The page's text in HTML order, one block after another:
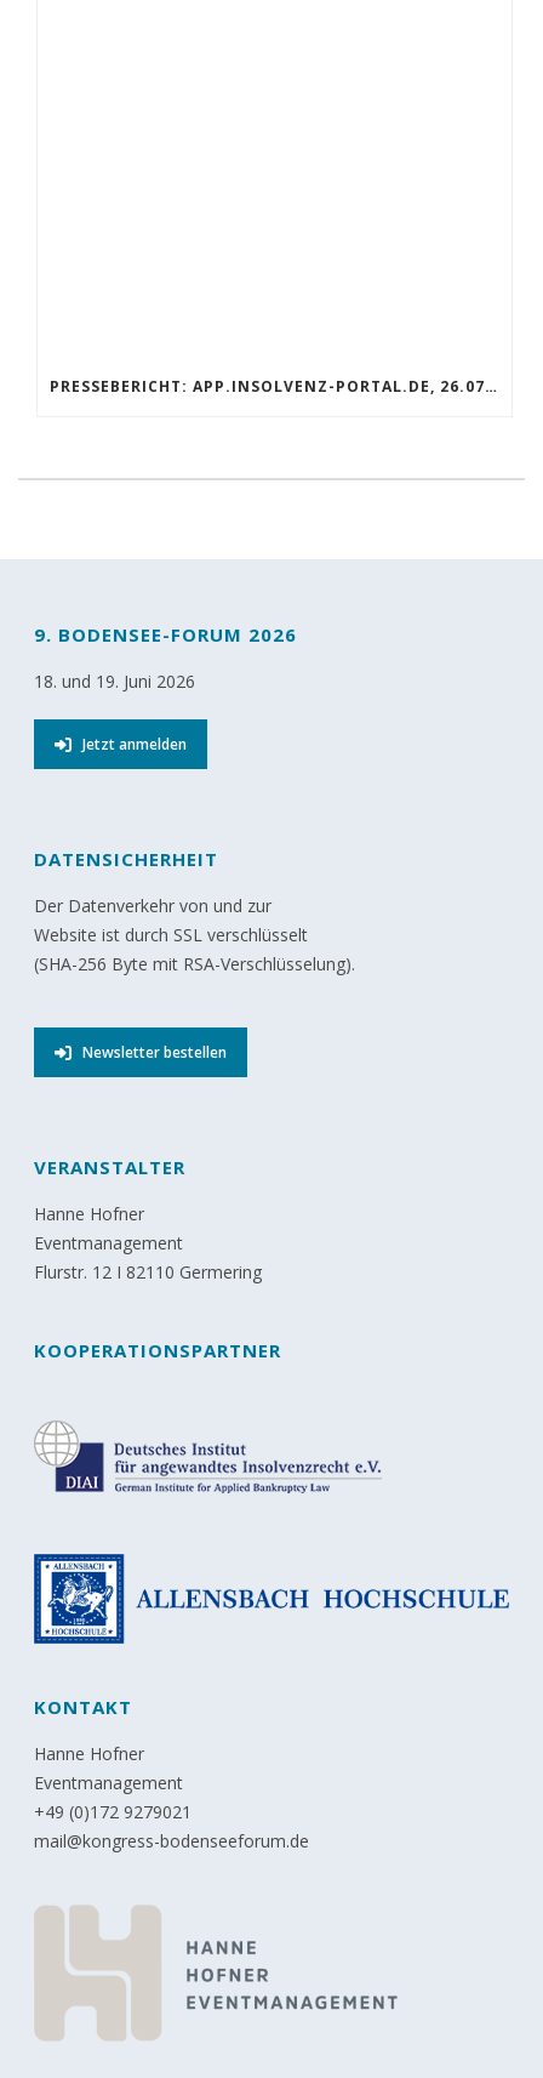
PRESSEBERICHT: APP.INSOLVENZ-PORTAL.DE, 26.07.2019
9. BODENSEE-FORUM 2026
18. und 19. Juni 2026
Jetzt anmelden
DATENSICHERHEIT
Der Datenverkehr von und zur
Website ist durch SSL verschlüsselt
(SHA-256 Byte mit RSA-Verschlüsselung).
Newsletter bestellen
VERANSTALTER
Hanne Hofner
Eventmanagement
Flurstr. 12 I 82110 Germering
KOOPERATIONSPARTNER
KONTAKT
Hanne Hofner
Eventmanagement
+49 (0)172 9279021
mail@kongress-bodenseeforum.de